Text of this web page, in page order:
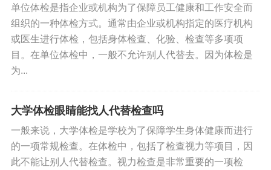
7.结论
总之，在许多情况下，将血型信息包含在体检报告
中没有任何意义，反而会增加误导性信息。
生，并寻求他的建议。
标签: 体检为什么不告诉血型
单位体检是指企业或机构为了保障员工健康和工作安全而
组织的一种体检方式。通常由企业或机构指定的医疗机构
或医生进行体检，包括身体检查、化验、检查等多项项
目。在单位体检中，一般不允许别人代替去。因为体检是
为...
大学体检眼睛能找人代替检查吗
一般来说，大学体检是学校为了保障学生身体健康而进行
的一项常规检查。在体检中，包括了检查视力等项目，因
此不能让别人代替检查。视力检查是非常重要的一项检